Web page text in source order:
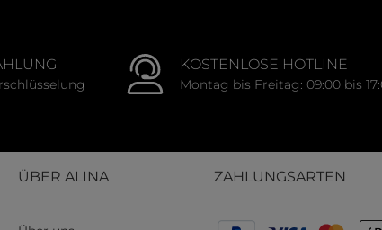
KOSTENLOSE HOTLINE
Montag bis Freitag: 09:00 bis
ÜBER ALINA ZAHLUNGSARTEN